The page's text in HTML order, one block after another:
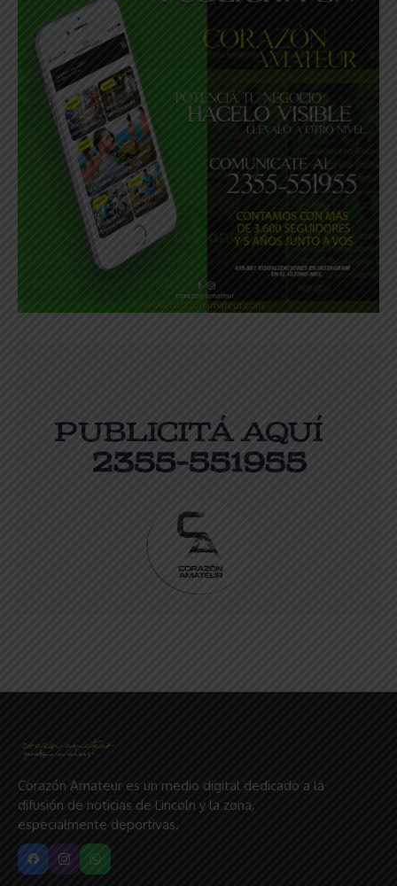
Corazón Amateur es un medio digital dedicado a la
difusión de noticias de Lincoln y la zona,
especialmente deportivas.